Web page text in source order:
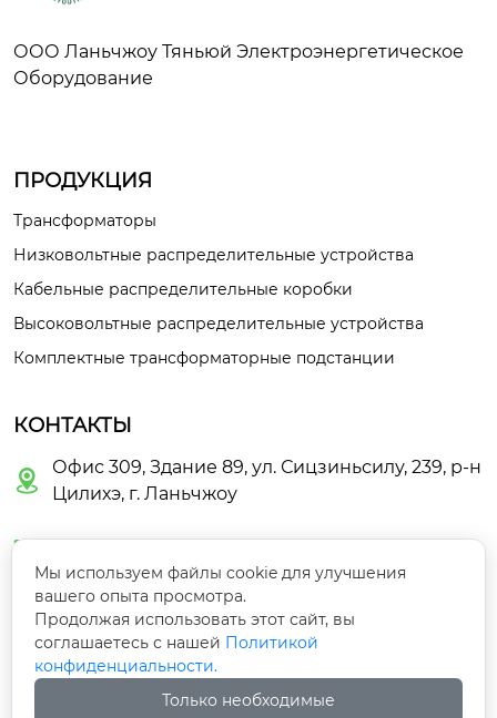
ООО Ланьчжоу Тяньюй Электроэнергетическое
Оборудование
ПРОДУКЦИЯ
Трансформаторы
Низковольтные распределительные устройства
Кабельные распределительные коробки
Высоковольтные распределительные устройства
Комплектные трансформаторные подстанции
КОНТАКТЫ

Офис 309, Здание 89, ул. Сицзиньсилу, 239, р-н
Цилихэ, г. Ланьчжоу

 +86-18609446782
 +86-13919113641
Мы используем файлы cookie для улучшения
вашего опыта просмотра.
Продолжая использовать этот сайт, вы
соглашаетесь с нашей Политикой
конфиденциальности.
Только необходимые